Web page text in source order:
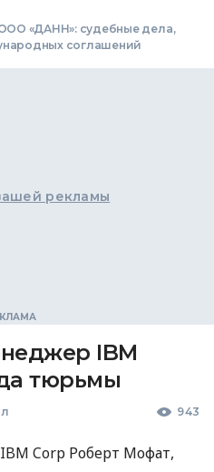
«ДАНН»: судебные дела,
соглашений
рекламы
IBM
тюрьмы
943
Corp Роберт Мофат,